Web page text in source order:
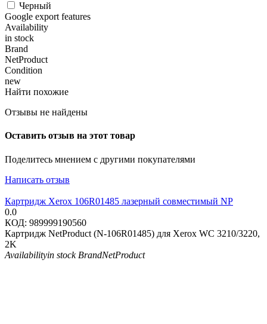
Черный
Google export features
Availability
in stock
Brand
NetProduct
Condition
new
Найти похожие
Отзывы не найдены
Оставить отзыв на этот товар
Поделитесь мнением с другими покупателями
Написать отзыв
Картридж Xerox 106R01485 лазерный совместимый NP
0.0
КОД: 989999190560
Картридж NetProduct (N-106R01485) для Xerox WC 3210/3220,
2K
Availabilityin stock BrandNetProduct